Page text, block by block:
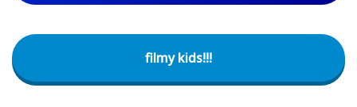
filmy kids!!!